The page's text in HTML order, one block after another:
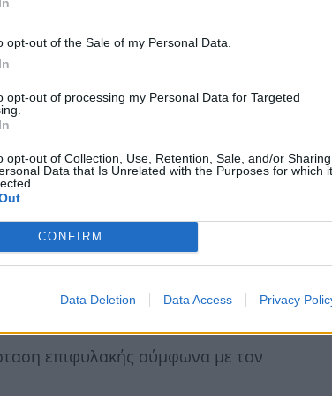
opt-out of the Sale of my Personal Data.
opt-out of processing my Personal Data for Targeted
opt-out of Collection, Use, Retention, Sale, and/or Sharing
Data that Is Unrelated with the Purposes for which it
CONFIRM
Data Deletion Data Access Privacy
Προστασίας, το Πυροσβεστικό Σώμα, η
δημόσιες υπηρεσίες όπως ο ΔΕΔΔΗΕ, το
ετοιμότητα. Έμφαση δίνεται επίσης στον
Υπηρεσίας, ενώ συνεχίζονται οι
και η ενεργοποίηση προληπτικών
τα παρακάτω:
επιφυλακής σύμφωνα με τον